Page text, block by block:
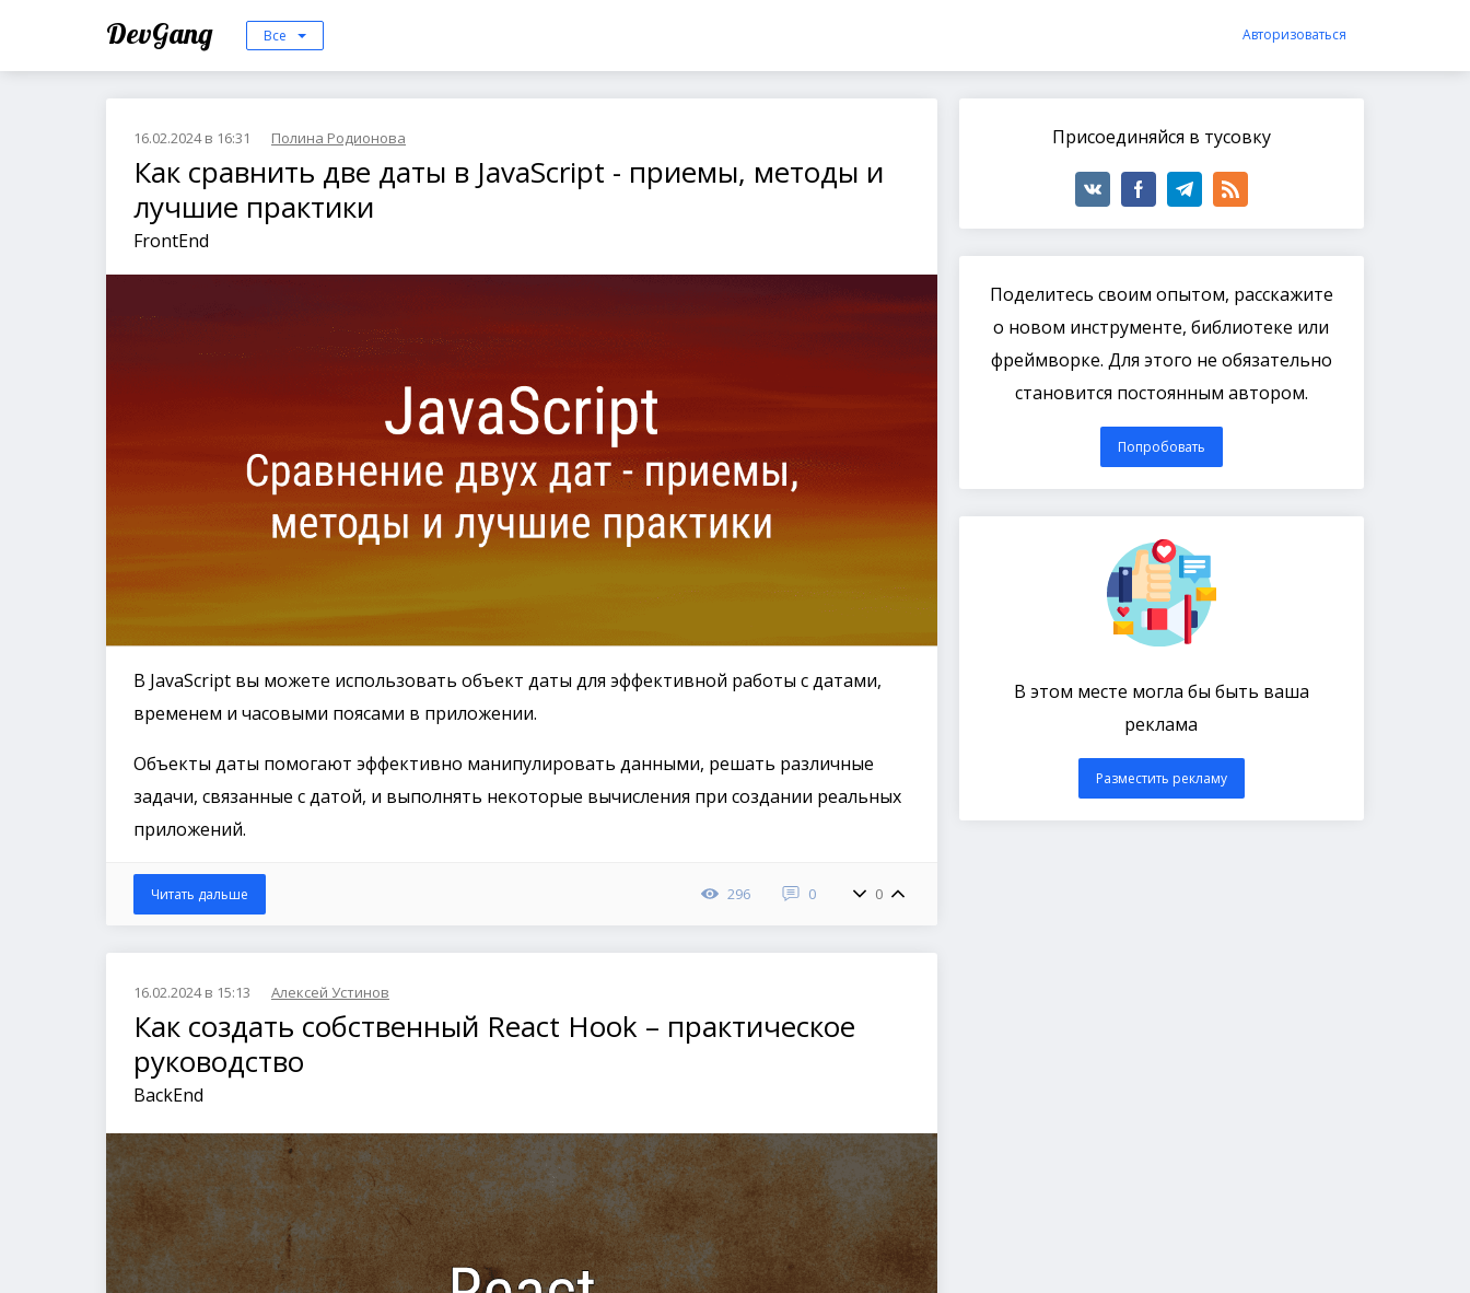
DevGang Все Авторизоваться
16.02.2024 в 16:31 Полина Родионова
Как сравнить две даты в JavaScript - приемы, методы и
лучшие практики
FrontEnd
В JavaScript вы можете использовать объект даты для эффективной работы с датами,
временем и часовыми поясами в приложении.
Объекты даты помогают эффективно манипулировать данными, решать различные
задачи, связанные с датой, и выполнять некоторые вычисления при создании реальных
приложений.
296 0 0
Читать дальше
16.02.2024 в 15:13 Алексей Устинов
Как создать собственный React Hook – практическое
руководство
BackEnd
Присоединяйся в тусовку
Поделитесь своим опытом, расскажите
о новом инструменте, библиотеке или
фреймворке. Для этого не обязательно
становится постоянным автором.
Попробовать
В этом месте могла бы быть ваша
реклама
Разместить рекламу